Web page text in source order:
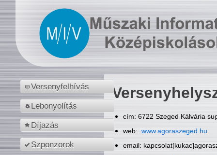
Versenyfelhívás
Lebonyolítás
Díjazás
Szponzorok
cím: 6722 Szeged Kálvária
web: www.agoraszeged.hu
email: